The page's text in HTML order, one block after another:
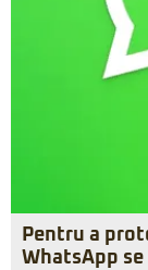
Pentru a
WhatsApp